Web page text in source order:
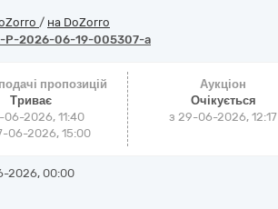
/ на DoZorro
P-2026-06-19-005307-a
пропозицій
Триває
06-2026, 11:40
06-2026, 15:00
Аукціон
Очікується
з29-06-2026, 12:17
2026, 00:00